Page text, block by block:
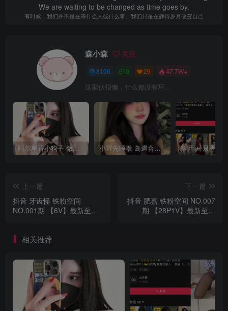
We are waiting to be changed as time goes by.
有时候，我们并不是在等什么人或什么事。我们只是在静待岁月改变自己
森小森 关注
8106 0 29 47.7W+
这家伙很懒，什么都没有写...
阿尔卑香小狗子 微密圈合集[40套][持续更新2023.12.14] 小宣先睡噜 岛遇合集[持续更新2025.08.27]
上一篇
抖音 牙齿怪 铁粉空间
NO.001期 【6V】最新至：
下一篇
抖音 肥嘉 铁粉空间 NO.007
期 【28P1V】最新至：
相关推荐